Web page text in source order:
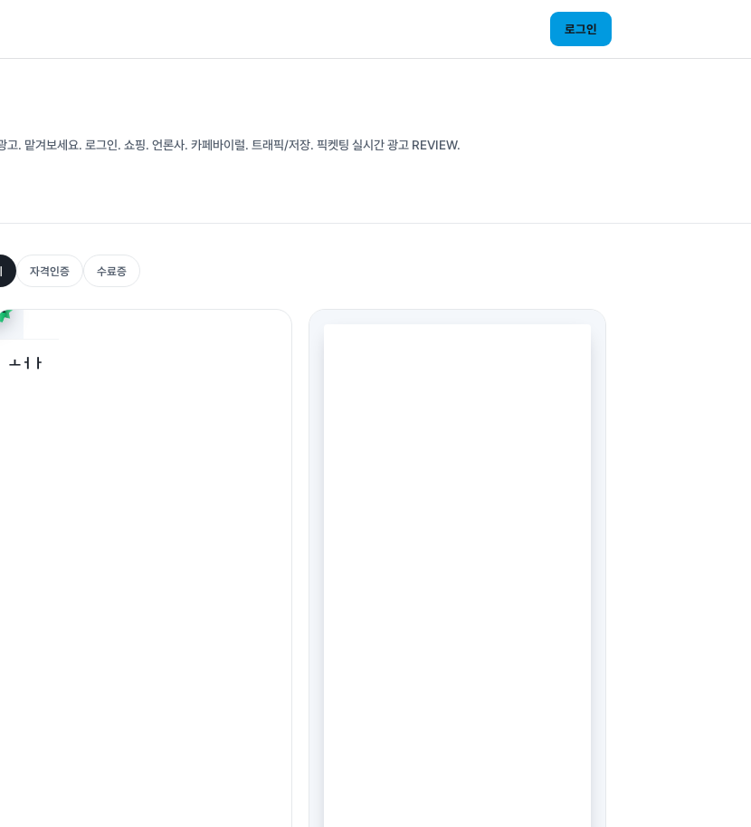
로그인
. 맡겨보세요. 로그인. 쇼핑. 언론사. 카페바이럴. 트래픽/저장. 픽켓팅 실시간 광고 REVIEW.
자격인증 수료증
ㅗㅓㅏ